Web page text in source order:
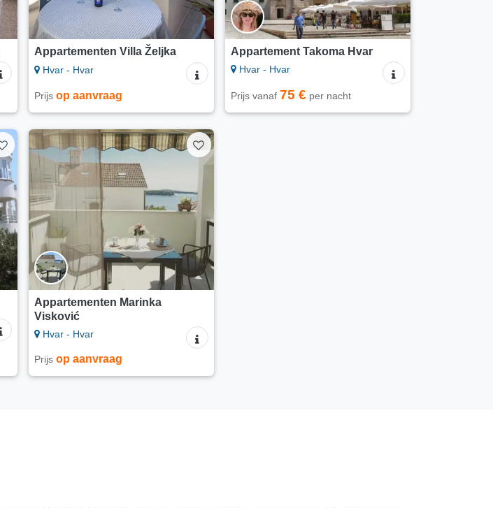
Appartementen Villa Željka
Hvar - Hvar
Prijs op aanvraag
Appartement Takoma Hvar
Hvar - Hvar
Prijs vanaf 75 € per nacht
Appartementen Marinka
Visković
Hvar - Hvar
Prijs op aanvraag